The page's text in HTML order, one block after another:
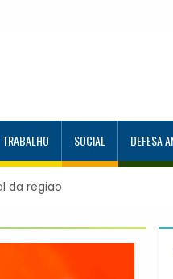
TRABALHO SOCIAL DEFESA
Itapevi forma mais 120